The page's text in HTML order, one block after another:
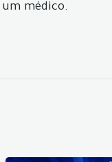
médico.